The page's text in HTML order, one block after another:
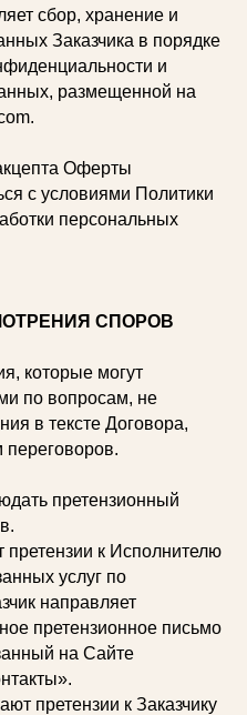
сбор, хранение и
Заказчика в порядке
и
размещенной на
Оферты
с условиями Политики
персональных
СПОРОВ
которые могут
по вопросам, не
в тексте Договора,
претензионный
претензии к Исполнителю
услуг по
направляет
претензионное письмо
на Сайте
претензии к Заказчику